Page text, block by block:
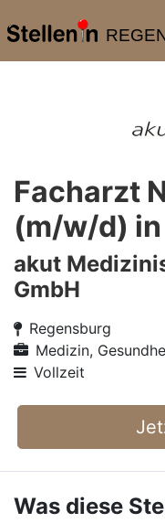
Facharzt
(m/w/d)
akut
GmbH
Regensburg
Medizin,
Vollzeit
Was diese